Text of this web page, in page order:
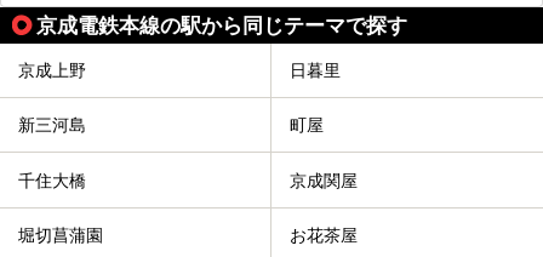
京成電鉄本線の駅から同じテーマで探す
京成上野 日暮里
新三河島 町屋
千住大橋 京成関屋
堀切菖蒲園 お花茶屋